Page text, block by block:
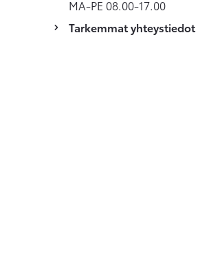
MA-PE 08.00-17.00
Tarkemmat yhteystiedot